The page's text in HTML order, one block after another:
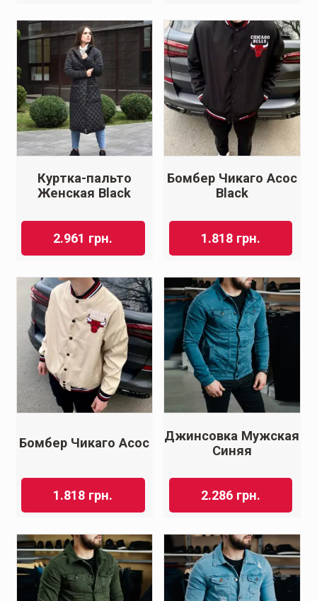
Куртка-пальто
Женская Black
2.961 грн.
Бомбер Чикаго Асос
Black
1.818 грн.
Бомбер Чикаго Асос
1.818 грн.
Джинсовка Мужская
Синяя
2.286 грн.